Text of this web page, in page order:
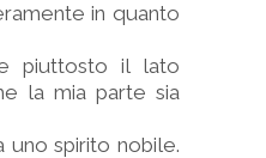
in quanto
piuttosto il lato
la mia parte sia
uno spirito nobile.